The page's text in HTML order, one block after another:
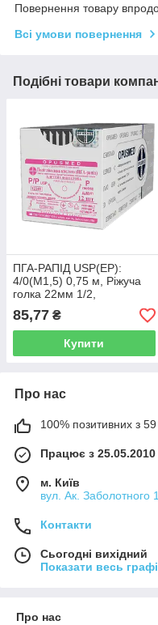
Повернення товару
Всі умови повернення
Подібні товари
ПГА-РАПІД USP(EP):
4/0(М1,5) 0,75 м, Ріжуча
голка 22мм 1/2,
OPUSMED®
(Полигликолевая кислота
ПГА-Рапід)
85,77 ₴
Купити
Про нас
100% позитивних з 59
Працює з 25.05.2010
м. Київ
вул. Ак. Заболотного
Контакти
Сьогодні вихідний
Показати весь
Про нас